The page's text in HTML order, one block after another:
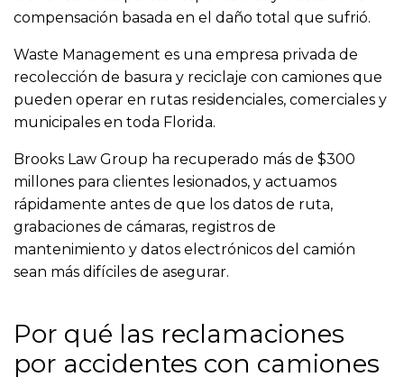
compensación basada en el daño total que sufrió.
Waste Management es una empresa privada de
recolección de basura y reciclaje con camiones que
pueden operar en rutas residenciales, comerciales y
municipales en toda Florida.
Brooks Law Group ha recuperado más de $300
millones para clientes lesionados, y actuamos
rápidamente antes de que los datos de ruta,
grabaciones de cámaras, registros de
mantenimiento y datos electrónicos del camión
sean más difíciles de asegurar.
Por qué las reclamaciones
por accidentes con camiones